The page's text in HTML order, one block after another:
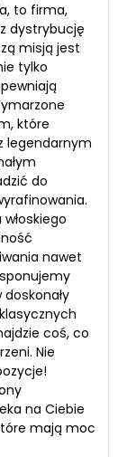
to firma,
dystrybucję
misją jest
tylko
które
legendarnym
do
nawet
coś, co
Nie
na Ciebie
mają moc